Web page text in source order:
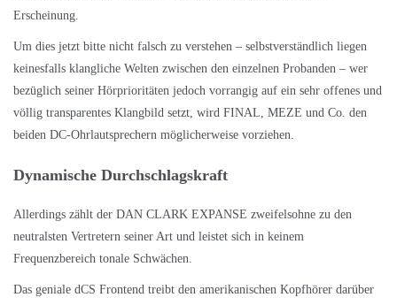
Erscheinung.
Um dies jetzt bitte nicht falsch zu verstehen – selbstverständlich liegen
keinesfalls klangliche Welten zwischen den einzelnen Probanden – wer
bezüglich seiner Hörprioritäten jedoch vorrangig auf ein sehr offenes und
völlig transparentes Klangbild setzt, wird FINAL, MEZE und Co. den
beiden DC-Ohrlautsprechern möglicherweise vorziehen.
Dynamische Durchschlagskraft
Allerdings zählt der DAN CLARK EXPANSE zweifelsohne zu den
neutralsten Vertretern seiner Art und leistet sich in keinem
Frequenzbereich tonale Schwächen.
Das geniale dCS Frontend treibt den amerikanischen Kopfhörer darüber